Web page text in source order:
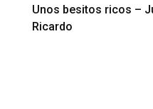
Unos besitos ricos –
Ricardo